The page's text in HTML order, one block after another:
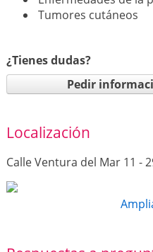
Tumores cutáneos
¿Tienes dudas?
Pedir
Localización
Calle Ventura del Mar 11 -